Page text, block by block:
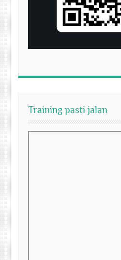
Training pasti jalan